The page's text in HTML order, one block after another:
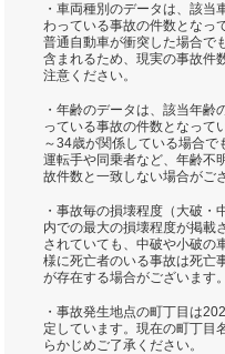
・車両種別のデータは、該
わっている事故の件数となっ
普通自動車が衝突した場合で
含まれるため、現実の事故件
注意ください。
・年齢のデータは、該当年
っている事故の件数となって
～34歳が関係している場合
運転手や同乗者など、年齢不
故件数と一致しない場合がご
・事故毎の損壊程度（大破
内での最大の損壊程度が掲載
されていても、中破や小破の
様に死亡者のいる事故は死亡
が存在する場合がございます
・事故発生地点の町丁目は
定しています。現在の町丁目
らかじめご了承ください。